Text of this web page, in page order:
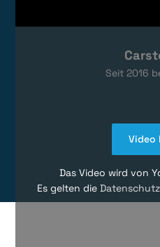
Video
Das Video wird von
Es gelten die
Seit 2016